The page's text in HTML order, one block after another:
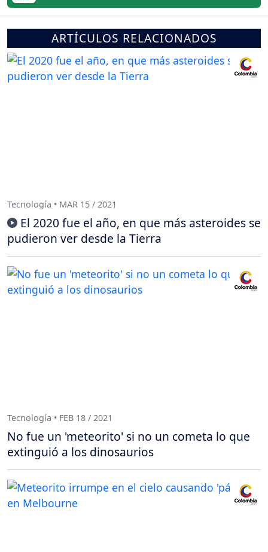
ARTÍCULOS RELACIONADOS
Tecnología • MAR 15 / 2021
El 2020 fue el año, en que más asteroides se
pudieron ver desde la Tierra
Tecnología • FEB 18 / 2021
No fue un 'meteorito' si no un cometa lo que
extinguió a los dinosaurios